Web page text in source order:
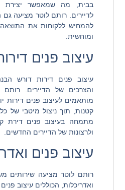
בבית, מה שמאפשר יצירת
לדיירים. רותם לוטר מציעה גם
להמחיש ללקוחות את
ומוחשית.
עיצוב פנים
עיצוב פנים דירות דורש
והצרכים של הדיירים. רותם
מותאמים לעיצוב פנים דירות
קטנות, תוך ניצול מיטבי של
מתמחה בעיצוב פנים דירת
ולרצונות של הדיירים החדשים.
עיצוב פנים
רותם לוטר מציעה שירותים
ואדריכלות, הכוללים עיצוב